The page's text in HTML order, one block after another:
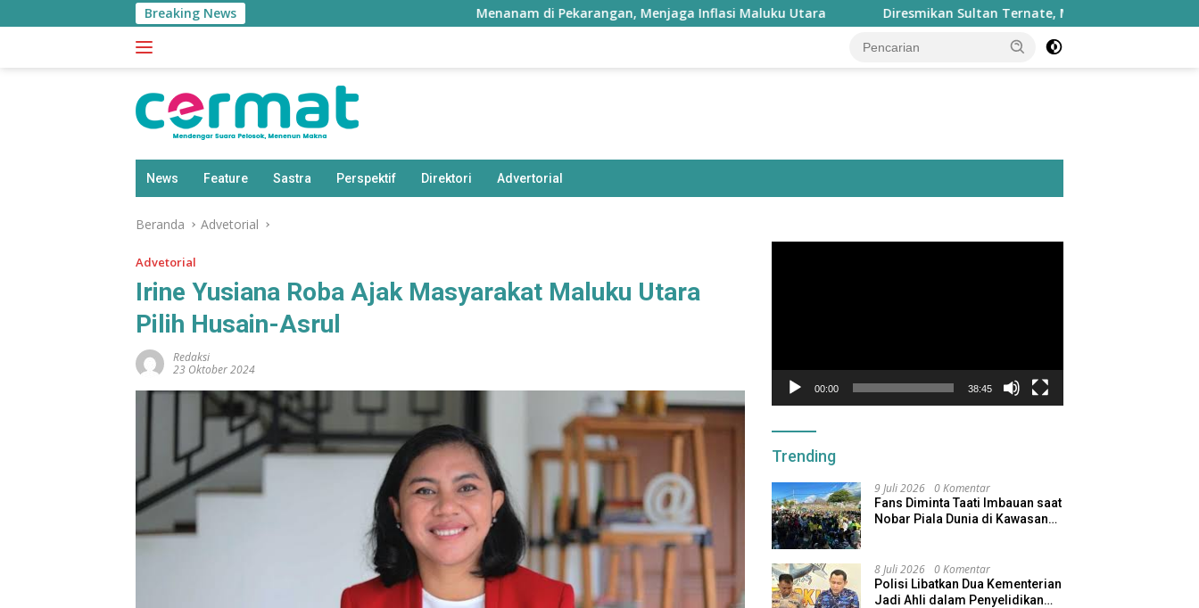
ke
Breaking News Menanam di Pekarangan, Menjaga Inflasi Maluku Utara Diresmikan Sultan Ternate, Masjid Nurul Fasyah Takome
News Feature Sastra Perspektif Direktori Advertorial
Beranda Advetorial
Advetorial
Irine Yusiana Roba Ajak Masyarakat Maluku Utara
Pilih Husain-Asrul
Redaksi
23 Oktober 2024
00:00 38:45
Trending
9 Juli 2026 0 Komentar
Fans Diminta Taati Imbauan saat
Nobar Piala Dunia di Kawasan
8 Juli 2026 0 Komentar
Polisi Libatkan Dua Kementerian
Jadi Ahli dalam Penyelidikan